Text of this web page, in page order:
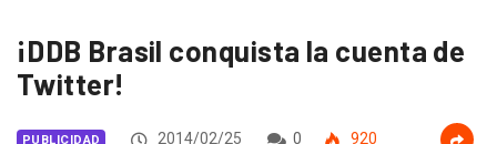
¡DDB Brasil conquista la cuenta de
Twitter!
PUBLICIDAD 2014/02/25 0 920